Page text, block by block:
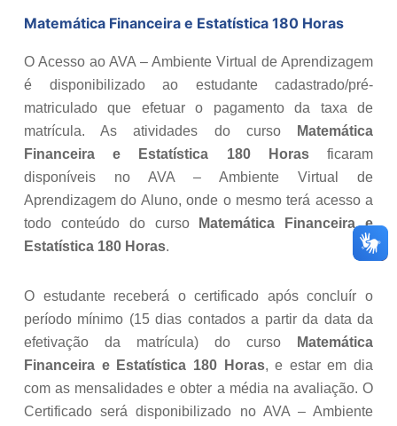
Matemática Financeira e Estatística 180 Horas
O Acesso ao AVA – Ambiente Virtual de Aprendizagem
é disponibilizado ao estudante cadastrado/pré-
matriculado que efetuar o pagamento da taxa de
matrícula. As atividades do curso
Matemática
Financeira e Estatística 180 Horasficaram
disponíveis no AVA – Ambiente Virtual de
Aprendizagem do Aluno, onde o mesmo terá acesso a
todo conteúdo do curso
Matemática Financeira e
Estatística 180 Horas.
O estudante receberá o certificado após concluír o
período mínimo (15 dias contados a partir da data da
efetivação da matrícula) do curso
Matemática
Financeira e Estatística 180 Horas, e estar em dia
com as mensalidades e obter a média na avaliação. O
Certificado será disponibilizado no AVA – Ambiente